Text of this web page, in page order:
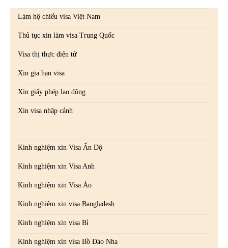
Làm hộ chiếu visa Việt Nam
Thủ tục xin làm visa Trung Quốc
Visa thị thực điện tử
Xin gia hạn visa
Xin giấy phép lao động
Xin visa nhập cảnh
Kinh nghiệm xin Visa Ấn Độ
Kinh nghiệm xin Visa Anh
Kinh nghiệm xin Visa Áo
Kinh nghiệm xin visa Bangladesh
Kinh nghiệm xin visa Bỉ
Kinh nghiệm xin visa Bồ Đào Nha